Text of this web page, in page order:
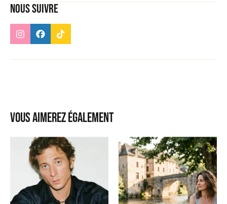
Nous suivre
Vous aimerez également